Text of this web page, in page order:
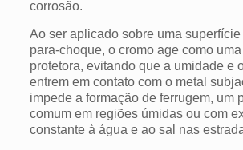
corrosão.
Ao ser aplicado sobre uma
para-choque, o cromo age como
protetora, evitando que a umidade e
entrem em contato com o metal
impede a formação de ferrugem, um
comum em regiões úmidas ou com
constante à água e ao sal nas